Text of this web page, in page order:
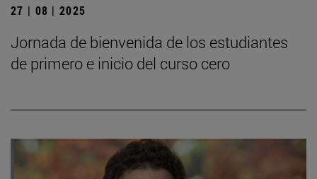
27 | 08 | 2025
Jornada de bienvenida de los estudiantes
de primero e inicio del curso cero